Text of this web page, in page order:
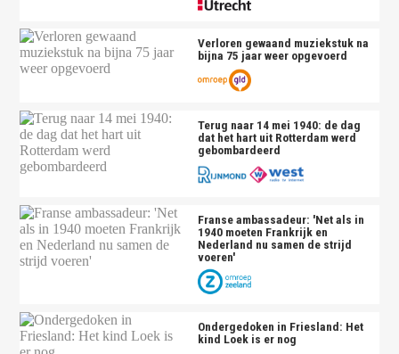
Verloren gewaand muziekstuk na
bijna 75 jaar weer opgevoerd
Terug naar 14 mei 1940: de dag
dat het hart uit Rotterdam werd
gebombardeerd
Franse ambassadeur: 'Net als in
1940 moeten Frankrijk en
Nederland nu samen de strijd
voeren'
Ondergedoken in Friesland: Het
kind Loek is er nog